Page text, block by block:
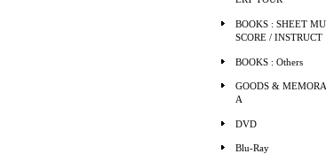
BOOKS : SHEET
SCORE / INSTRUCT
BOOKS : Others
GOODS &
A
DVD
Blu-Ray